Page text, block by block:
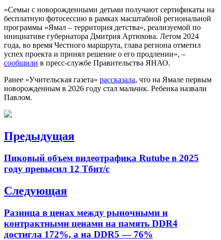
«Семьи с новорожденными детьми получают сертификаты на
бесплатную фотосессию в рамках масштабной региональной
программы «Ямал – территория детства», реализуемой по
инициативе губернатора Дмитрия Артюхова. Летом 2024
года, во время Честного маршрута, глава региона отметил
успех проекта и принял решение о его продлении», –
сообщили в пресс-службе Правительства ЯНАО.
Ранее «Учительская газета» рассказала, что на Ямале первым
новорожденным в 2026 году стал мальчик. Ребенка назвали
Павлом.
Навигация
записям
Предыдущая
Previous
Пиковый объем видеотрафика Rutube в 2025
году превысил 12 Тбит/с
Следующая
Next
Разница в ценах между рыночными и
контрактными ценами на память DDR4
достигла 172%, а на DDR5 — 76%